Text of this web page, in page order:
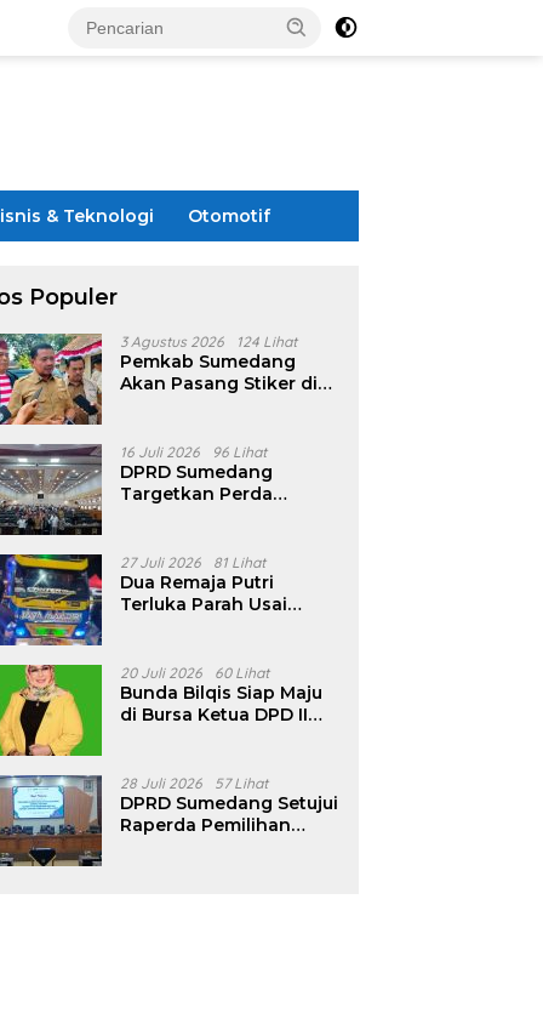
& Teknologi Otomotif
Populer
3 Agustus 2026 124 Lihat
Pemkab Sumedang
Akan Pasang Stiker di
16 Juli 2026 96 Lihat
DPRD Sumedang
Targetkan Perda
Pencalonan Diperjelas
27 Juli 2026 81 Lihat
Dua Remaja Putri
Terluka Parah Usai
Tanjungsari Sumedang
20 Juli 2026 60 Lihat
Bunda Bilqis Siap Maju
di Bursa Ketua DPD II
28 Juli 2026 57 Lihat
DPRD Sumedang Setujui
Raperda Pemilihan